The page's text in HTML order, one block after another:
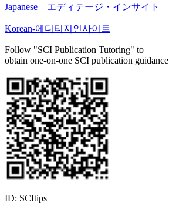
Japanese – エディテージ・インサイト
Korean-에디티지인사이트
Follow "SCI Publication Tutoring" to
obtain one-on-one SCI publication guidance
ID: SCItips